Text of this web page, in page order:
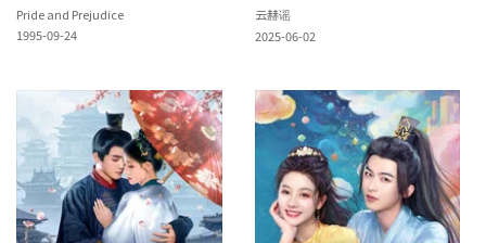
Pride and Prejudice
1995-09-24
云赫谣
2025-06-02